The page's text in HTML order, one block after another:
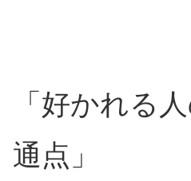
「好かれる
通点」